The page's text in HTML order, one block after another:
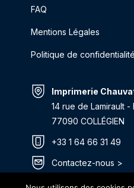
FAQ
Mentions Légales
Politique de confidentialité
Imprimerie
14 rue de Lamirault -
77090 COLLÉGIEN
+33 1 64 66 31 49
Contactez-nous >
Itinéraire >